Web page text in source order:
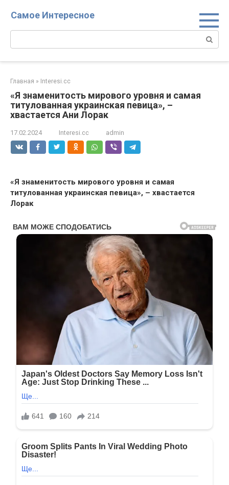
Самое Интересное
Поиск:
Главная » Interesi.cc
«Я знаменитость мирового уровня и самая
титулованная украинская певица», –
хвастается Ани Лорак
17.02.2024 Interesi.cc admin
«Я знаменитость мирового уровня и самая
титулованная украинская певица», – хвастается
Лорак